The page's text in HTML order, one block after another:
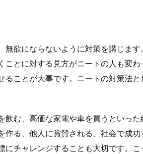
無欲にならないように対策を講じます
ことに対する見方がニートの人も変わ
ることが大事です。ニートの対策法と
飲む、高価な家電や車を買うといった
作る、他人に賞賛される、社会で成
にチャレンジすることも大切です。